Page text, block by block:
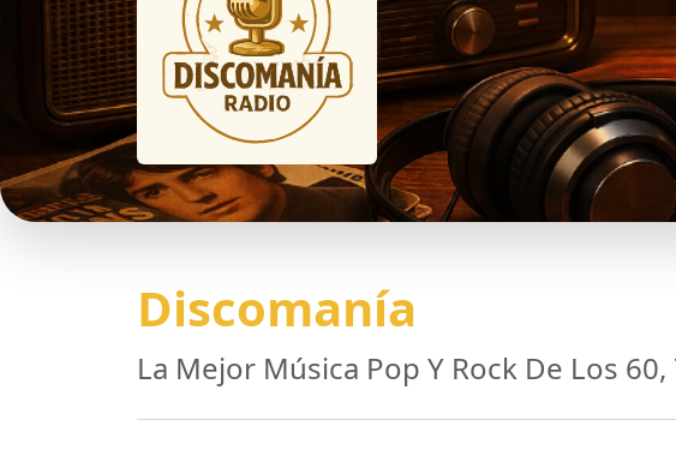
Discomanía
La Mejor Música Pop Y Rock De Los 60,